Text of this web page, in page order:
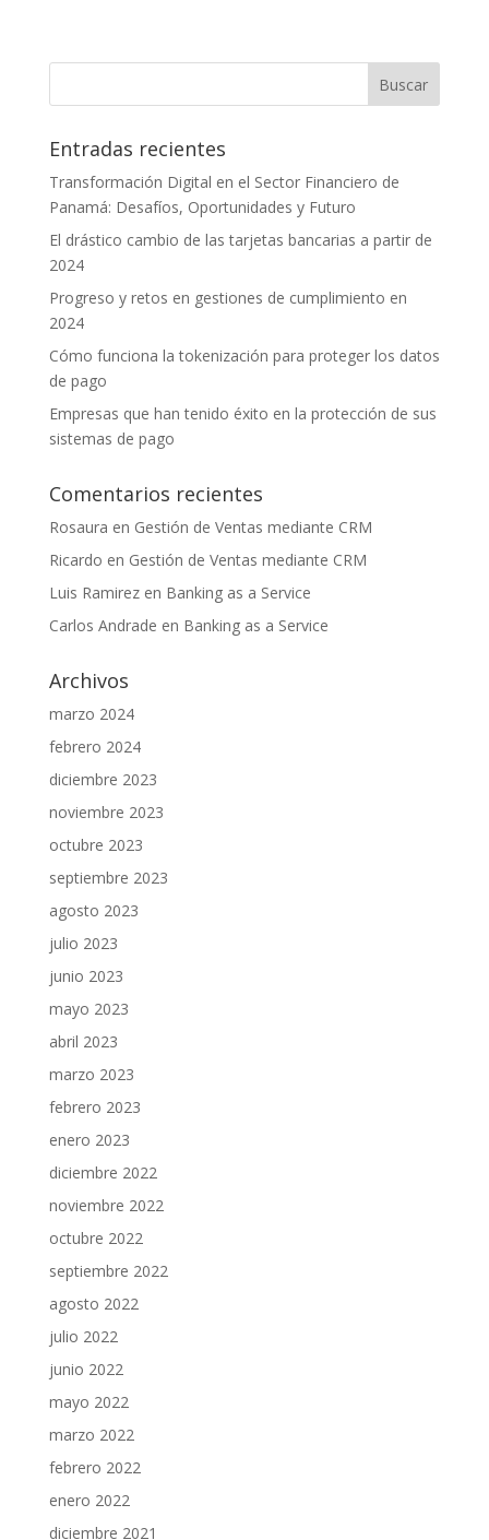
Entradas recientes
Transformación Digital en el Sector Financiero de
Panamá: Desafíos, Oportunidades y Futuro
El drástico cambio de las tarjetas bancarias a partir de
2024
Progreso y retos en gestiones de cumplimiento en
2024
Cómo funciona la tokenización para proteger los datos
de pago
Empresas que han tenido éxito en la protección de sus
sistemas de pago
Comentarios recientes
Rosaura en Gestión de Ventas mediante CRM
Ricardo en Gestión de Ventas mediante CRM
Luis Ramirezen Banking as a Service
Carlos Andrade en Banking as a Service
Archivos
marzo 2024
febrero 2024
diciembre 2023
noviembre 2023
octubre 2023
septiembre 2023
agosto 2023
julio 2023
junio 2023
mayo 2023
abril 2023
marzo 2023
febrero 2023
enero 2023
diciembre 2022
noviembre 2022
octubre 2022
septiembre 2022
agosto 2022
julio 2022
junio 2022
mayo 2022
marzo 2022
febrero 2022
enero 2022
diciembre 2021